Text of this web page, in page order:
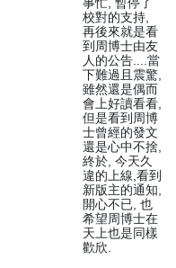
校對的支持,
再後來就是看
到周博士由友
人的公告....當
下難過且震驚,
雖然還是偶而
會上好讀看看,
但是看到周博
士曾經的發文
還是心中不捨,
終於, 今天久
違的上線,看到
新版主的通知,
開心不已, 也
希望周博士在
天上也是同樣
歡欣.